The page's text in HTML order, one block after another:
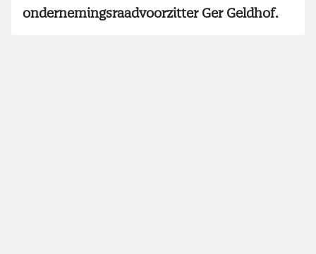
ondernemingsraadvoorzitter Ger Geldhof.